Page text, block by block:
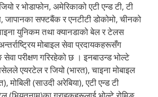
र भोडाफोन, अमेरिकाको एटी एन्ड टी, टी
जापानका सफ्टबैंक र एनटीटी डोकोमो, चीनको
युनिकम तथा क्यानडाको बेल र टेलस
मोबाइल सेवा प्रदायकहरूसँग
परीक्षण गरिरहेको छ । इनबाउन्ड भोल्टे
एयरटेल र जियो (भारत), चाइना मोबाइल
(साउदी अरेबिया), एटी एन्ड टी